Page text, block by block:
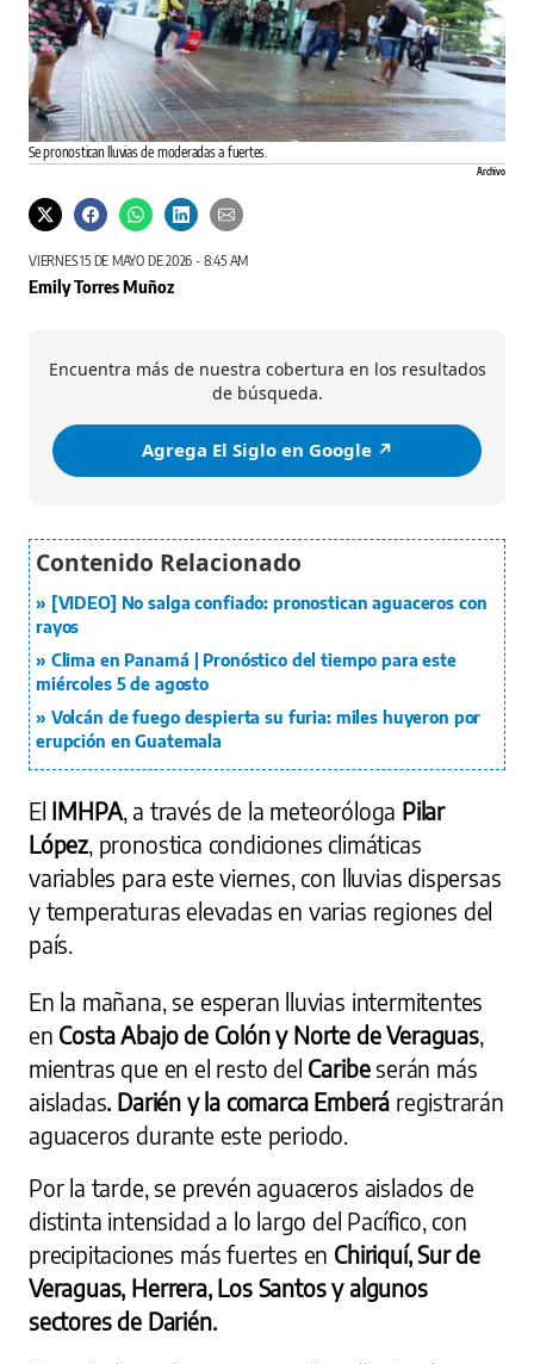
Se pronostican lluvias de moderadas a fuertes.
Archivo
VIERNES 15 DE MAYO DE 2026 - 8:45 AM
Emily Torres Muñoz
Encuentra más de nuestra cobertura en los resultados
de búsqueda.
Agrega El Siglo en Google ↗️
[VIDEO] No salga confiado: pronostican aguaceros con
rayos
Clima en Panamá | Pronóstico del tiempo para este
miércoles 5 de agosto
Volcán de fuego despierta su furia: miles huyeron por
erupción en Guatemala
El IMHPA, a través de la meteoróloga Pilar
López , pronostica condiciones climáticas
variables para este viernes, con lluvias dispersas
y temperaturas elevadas en varias regiones del
país.
En la mañana, se esperan lluvias intermitentes
en Costa Abajo de Colón y Norte de Veraguas,
mientras que en el resto del Caribeserán más
aisladas. Darién y la comarca Emberá registrarán
aguaceros durante este periodo.
Por la tarde, se prevén aguaceros aislados de
distinta intensidad a lo largo del Pacífico, con
precipitaciones más fuertes en Chiriquí, Sur de
Veraguas, Herrera, Los Santos y algunos
sectores de Darién.